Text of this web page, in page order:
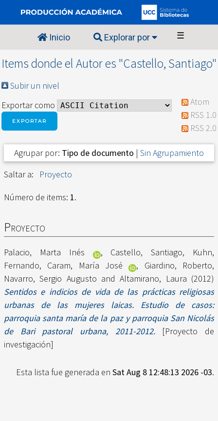
Inicio Explorar por ☰
Items donde el Autor es "Castello, Santiago"
Subir un nivel
Exportar como
Atom
RSS 1.0
RSS 2.0
Agrupar por: Tipo de documento | Sin Agrupamiento
Saltar a:
Proyecto
Número de items: 1.
Proyecto
Palacio, Marta Inés , Castello, Santiago, Kuhn,
Fernando, Caram, María José , Giardino, Roberto,
Navarro, Sergio Augusto andAltamirano, Laura (2012)
Sentidos e indicios de vida de las prácticas religiosas
urbanas de las mujeres laicas. Estudio de casos:
parroquia santa maría de la paz y parroquia San Nicolás
de Bari pastoral urbana, 2011-2012.[Proyecto de
investigación]
Esta lista fue generada en Sat Aug 8 12:48:13 2026 -03.